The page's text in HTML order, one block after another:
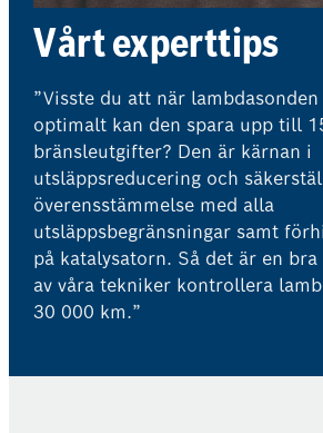
Vårt experttips
”Visste du att när
optimalt kan den spara upp till
bränsleutgifter? Den är kärnan i
utsläppsreducering och
överensstämmelse med alla
utsläppsbegränsningar samt
på katalysatorn. Så det är en
av våra tekniker kontrollera
30 000 km.”